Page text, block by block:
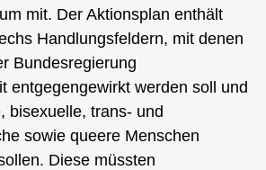
mit. Der Aktionsplan enthält
Handlungsfeldern, mit denen
Bundesregierung
entgegengewirkt werden soll und
bisexuelle, trans- und
sowie queere Menschen
Diese müssten